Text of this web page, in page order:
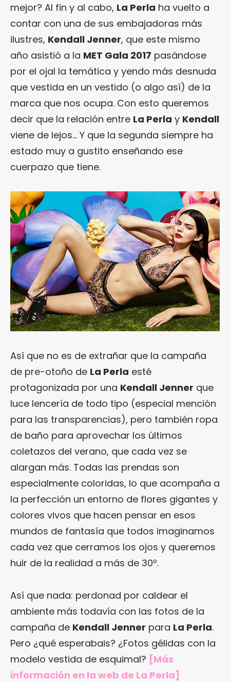
mejor? Al fin y al cabo, La Perla ha vuelto a
contar con una de sus embajadoras más
ilustres, Kendall Jenner, que este mismo
año asistió a la MET Gala 2017 pasándose
por el ojal la temática y yendo más desnuda
que vestida en un vestido (o algo así) de la
marca que nos ocupa. Con esto queremos
decir que la relación entre La Perla y Kendall
viene de lejos… Y que la segunda siempre ha
estado muy a gustito enseñando ese
cuerpazo que tiene.
Así que no es de extrañar que la campaña
de pre-otoño de La Perla esté
protagonizada por una Kendall Jenner que
luce lencería de todo tipo (especial mención
para las transparencias), pero también ropa
de baño para aprovechar los últimos
coletazos del verano, que cada vez se
alargan más. Todas las prendas son
especialmente coloridas, lo que acompaña a
la perfección un entorno de flores gigantes y
colores vivos que hacen pensar en esos
mundos de fantasía que todos imaginamos
cada vez que cerramos los ojos y queremos
huir de la realidad a más de 30º.
Así que nada: perdonad por caldear el
ambiente más todavía con las fotos de la
campaña de Kendall Jenner para La Perla.
Pero ¿qué esperabais? ¿Fotos gélidas con la
modelo vestida de esquimal? [Más
información en la web de La Perla]